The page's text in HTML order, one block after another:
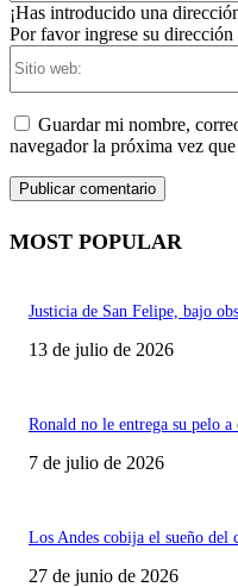
¡Has introducido una
Por favor ingrese su
Guardar mi nombre,
navegador la próxima vez
MOST POPULAR
Justicia de San Felipe, bajo
13 de julio de 2026
Ronald no le entrega su pelo a
7 de julio de 2026
Los Andes cobija el sueño del
27 de junio de 2026